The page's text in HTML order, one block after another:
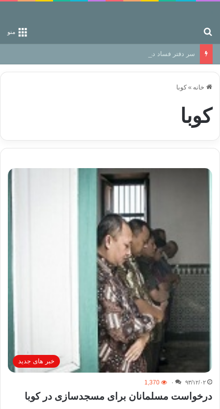
منو
سر دفتر فساد در زمین‌، دوری وکناره‌گیری از راه خداست‌!
خانه » کوبا
کوبا
خبر های جدید
۹۳/۱۲/۰۲ ۰ 1,370
درخواست مسلمانان برای مسجدسازی در کوبا